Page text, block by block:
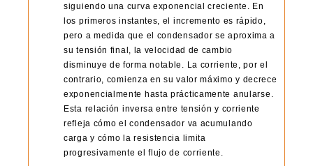
siguiendo una curva exponencial creciente. En
los primeros instantes, el incremento es rápido,
pero a medida que el condensador se aproxima a
su tensión final, la velocidad de cambio
disminuye de forma notable. La corriente, por el
contrario, comienza en su valor máximo y decrece
exponencialmente hasta prácticamente anularse.
Esta relación inversa entre tensión y corriente
refleja cómo el condensador va acumulando
carga y cómo la resistencia limita
progresivamente el flujo de corriente.